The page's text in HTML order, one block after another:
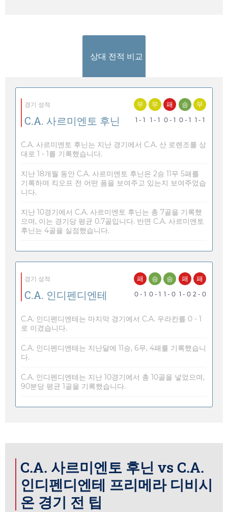
상대 전적 비교
경기 성적
C.A. 사르미엔토 후닌
무
1 - 1
무
1 - 1
패
0 - 1
승
0 - 1
무
1 - 1
C.A. 사르미엔토 후닌는 지난 경기에서 C.A. 산 로렌조를 상
대로 1 - 1를 기록했습니다.
지난 18개월 동안 C.A. 사르미엔토 후닌은 2승 11무 5패를
기록하며 킥오프 전 어떤 폼을 보여주고 있는지 보여주었습
니다.
지난 10경기에서 C.A. 사르미엔토 후닌는 총 7골을 기록했
으며, 이는 경기당 평균 0.7골입니다. 반면 C.A. 사르미엔토
후닌는 4골을 실점했습니다.
경기 성적
C.A. 인디펜디엔테
패
0 - 1
승
0 - 1
승
1 - 0
패
1 - 0
패
2 - 0
C.A. 인디펜디엔테는 마지막 경기에서 C.A. 우라칸를 0 - 1
로 이겼습니다.
C.A. 인디펜디엔테는 지난달에 11승, 6무, 4패를 기록했습니
다.
C.A. 인디펜디엔테는 지난 10경기에서 총 10골을 넣었으며,
90분당 평균 1골을 기록했습니다.
C.A. 사르미엔토 후닌 vs C.A.
인디펜디엔테 프리메라 디비시
온 경기 전 팁